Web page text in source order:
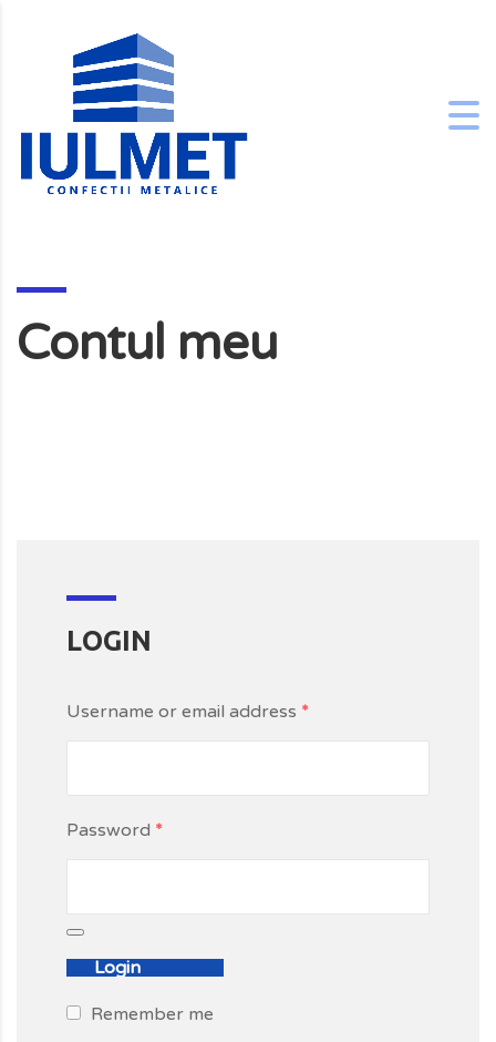
Contul meu
LOGIN
Username or email address *
Password *
Remember me